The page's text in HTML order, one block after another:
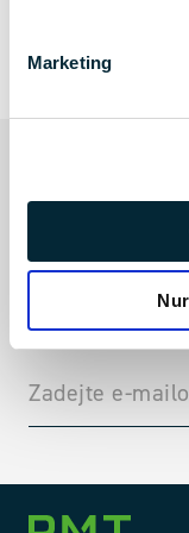
Marketing
NEWSLETTER
NEXT LEVEL
Novinky o